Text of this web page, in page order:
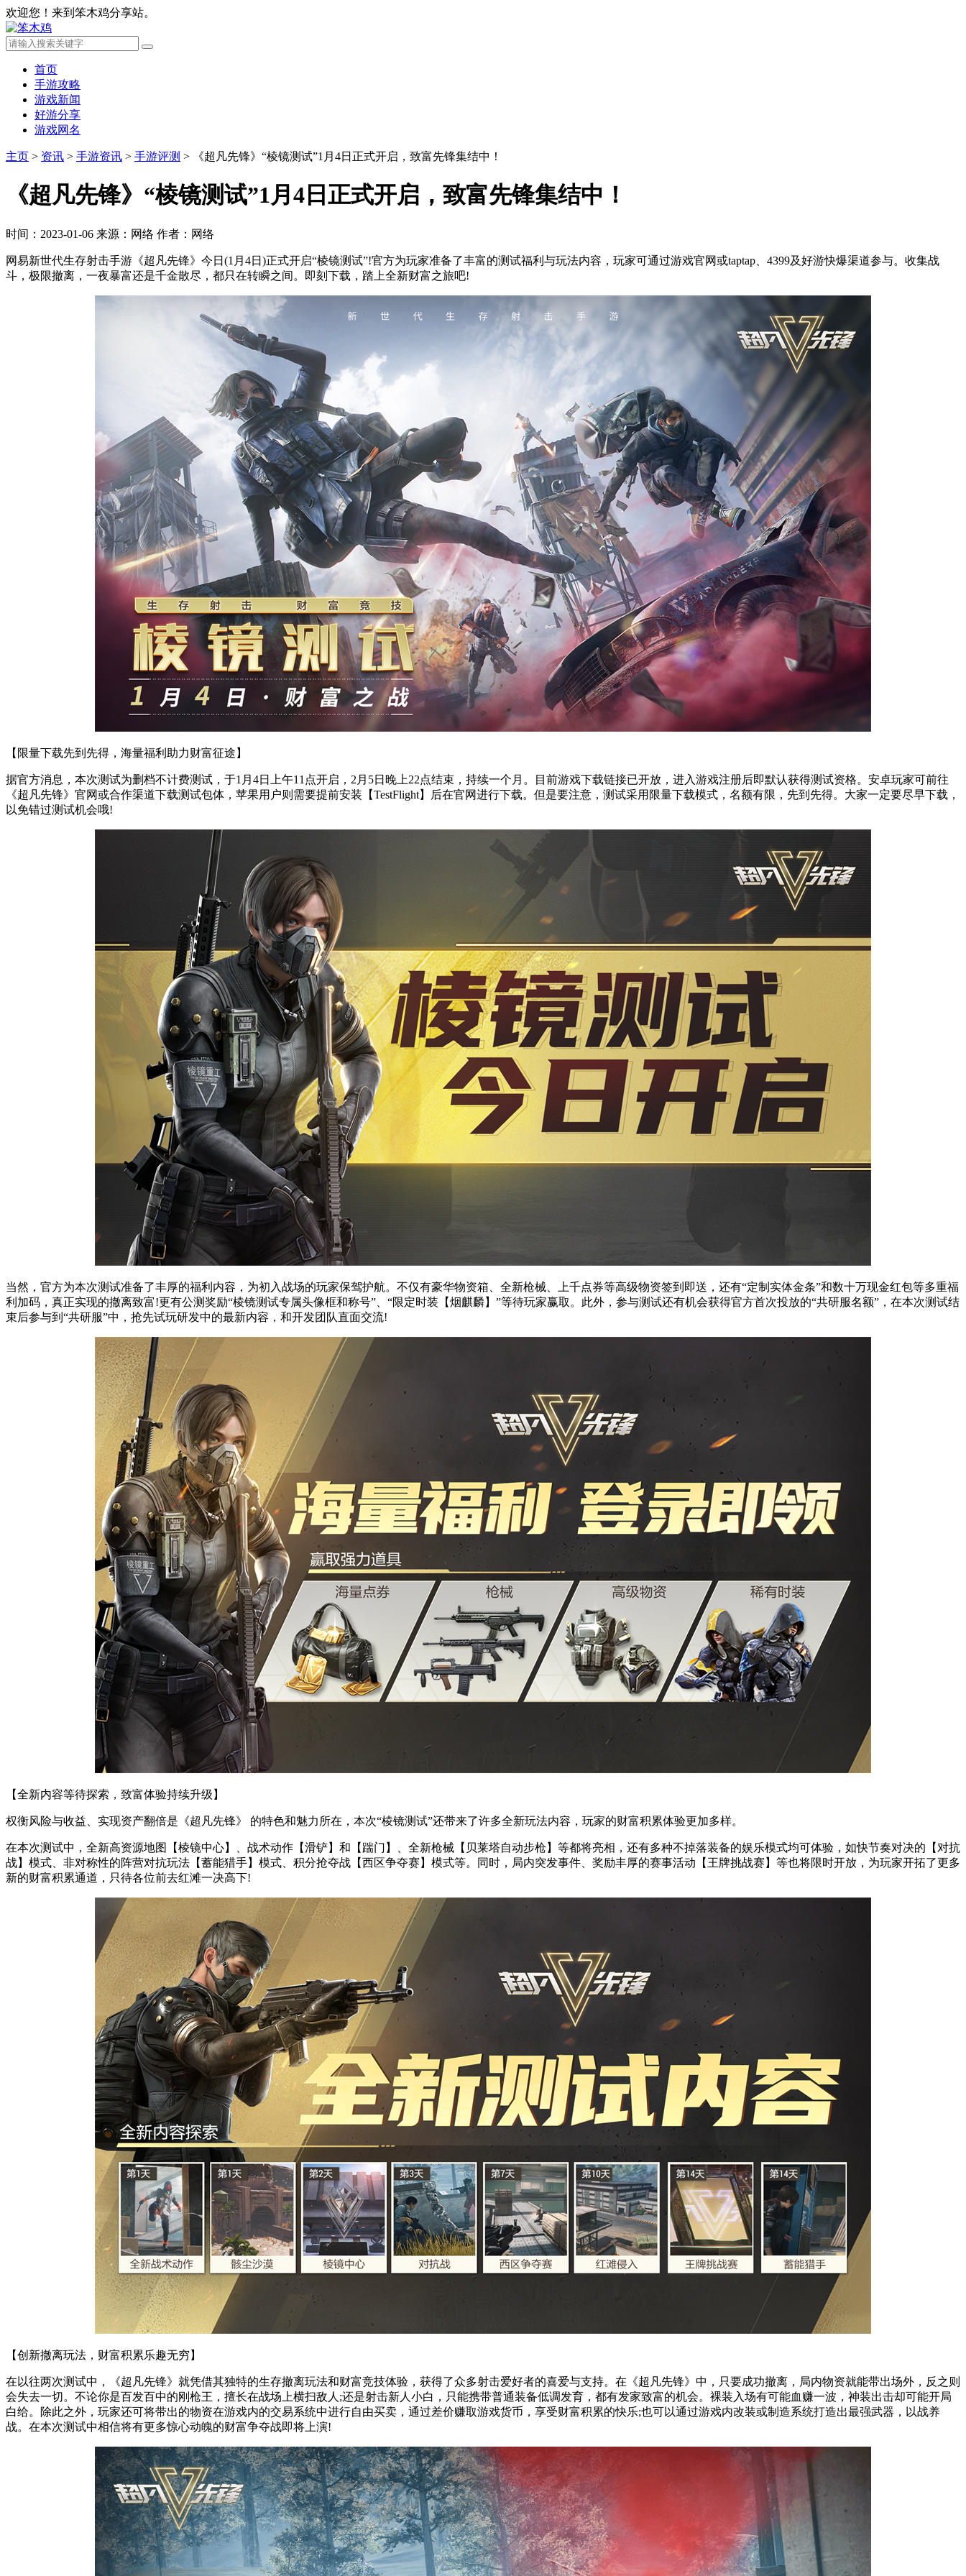
欢迎您！来到笨木鸡分享站。
首页
手游攻略
游戏新闻
好游分享
游戏网名
主页 > 资讯 > 手游资讯 > 手游评测 > 《超凡先锋》“棱镜测试”1月4日正式开启，致富先锋集结中！
《超凡先锋》“棱镜测试”1月4日正式开启，致富先锋集结中！
时间：2023-01-06 来源：网络 作者：网络
网易新世代生存射击手游《超凡先锋》今日(1月4日)正式开启“棱镜测试”!官方为玩家准备了丰富的测试福利与玩法内容，玩家可通过游戏官网或taptap、4399及好游快爆渠道参与。收集战
斗，极限撤离，一夜暴富还是千金散尽，都只在转瞬之间。即刻下载，踏上全新财富之旅吧!
【限量下载先到先得，海量福利助力财富征途】
据官方消息，本次测试为删档不计费测试，于1月4日上午11点开启，2月5日晚上22点结束，持续一个月。目前游戏下载链接已开放，进入游戏注册后即默认获得测试资格。安卓玩家可前往
《超凡先锋》官网或合作渠道下载测试包体，苹果用户则需要提前安装【TestFlight】后在官网进行下载。但是要注意，测试采用限量下载模式，名额有限，先到先得。大家一定要尽早下载，
以免错过测试机会哦!
当然，官方为本次测试准备了丰厚的福利内容，为初入战场的玩家保驾护航。不仅有豪华物资箱、全新枪械、上千点券等高级物资签到即送，还有“定制实体金条”和数十万现金红包等多重福
利加码，真正实现的撤离致富!更有公测奖励“棱镜测试专属头像框和称号”、“限定时装【烟麒麟】”等待玩家赢取。此外，参与测试还有机会获得官方首次投放的“共研服名额”，在本次测试结
束后参与到“共研服”中，抢先试玩研发中的最新内容，和开发团队直面交流!
【全新内容等待探索，致富体验持续升级】
权衡风险与收益、实现资产翻倍是《超凡先锋》 的特色和魅力所在，本次“棱镜测试”还带来了许多全新玩法内容，玩家的财富积累体验更加多样。
在本次测试中，全新高资源地图【棱镜中心】、战术动作【滑铲】和【踹门】、全新枪械【贝莱塔自动步枪】等都将亮相，还有多种不掉落装备的娱乐模式均可体验，如快节奏对决的【对抗
战】模式、非对称性的阵营对抗玩法【蓄能猎手】模式、积分抢夺战【西区争夺赛】模式等。同时，局内突发事件、奖励丰厚的赛事活动【王牌挑战赛】等也将限时开放，为玩家开拓了更多
新的财富积累通道，只待各位前去红滩一决高下!
【创新撤离玩法，财富积累乐趣无穷】
在以往两次测试中，《超凡先锋》就凭借其独特的生存撤离玩法和财富竞技体验，获得了众多射击爱好者的喜爱与支持。在《超凡先锋》中，只要成功撤离，局内物资就能带出场外，反之则
会失去一切。不论你是百发百中的刚枪王，擅长在战场上横扫敌人;还是射击新人小白，只能携带普通装备低调发育，都有发家致富的机会。裸装入场有可能血赚一波，神装出击却可能开局
白给。除此之外，玩家还可将带出的物资在游戏内的交易系统中进行自由买卖，通过差价赚取游戏货币，享受财富积累的快乐;也可以通过游戏内改装或制造系统打造出最强武器，以战养
战。在本次测试中相信将有更多惊心动魄的财富争夺战即将上演!